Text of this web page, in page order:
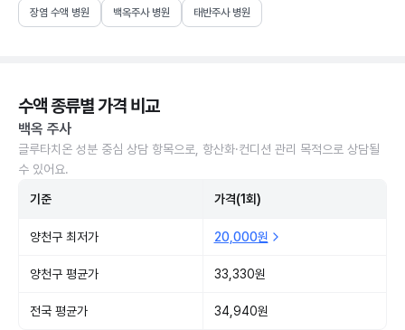
장염 수액 병원 백옥주사 병원 태반주사 병원
수액 종류별 가격 비교
백옥 주사
글루타치온 성분 중심 상담 항목으로, 항산화·컨디션 관리 목적으로 상담될
수 있어요.
기준 가격(1회)
양천구 최저가 20,000원
양천구 평균가 33,330원
전국 평균가 34,940원